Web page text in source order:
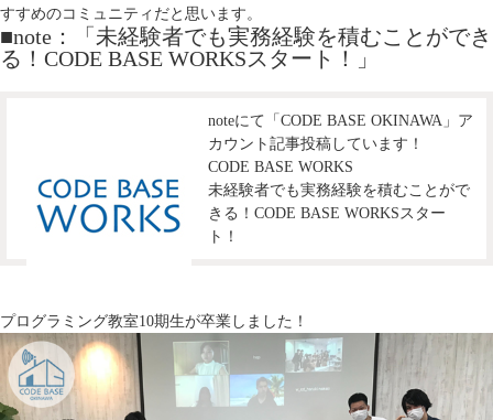
すすめのコミュニティだと思います。
■note：「未経験者でも実務経験を積むことができ
る！CODE BASE WORKSスタート！」
noteにて「CODE BASE OKINAWA」ア
カウント記事投稿しています！
CODE BASE WORKS
未経験者でも実務経験を積むことがで
きる！CODE BASE WORKSスター
ト！
プログラミング教室10期生が卒業しました！